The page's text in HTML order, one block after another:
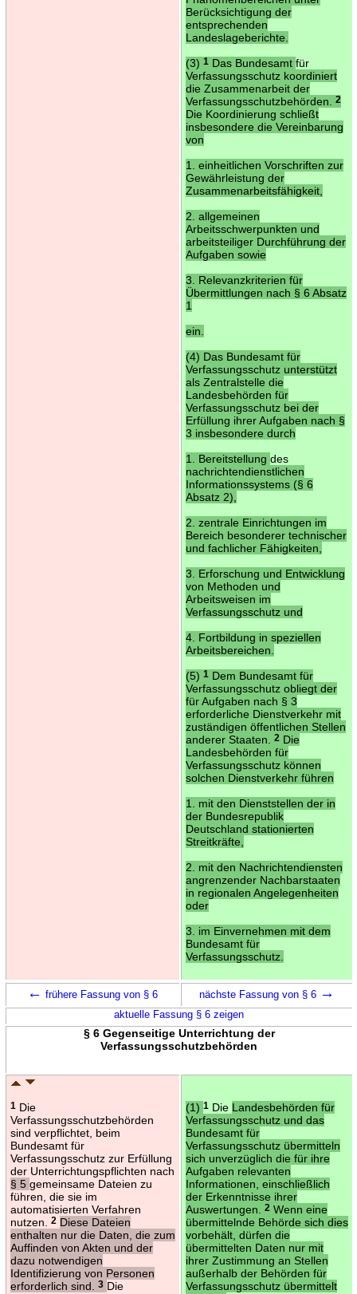
Berücksichtigung der
entsprechenden
Landeslageberichte.
(3) 1Das Bundesamt für
Verfassungsschutz koordiniert
die Zusammenarbeit der
Verfassungsschutzbehörden.
2
Die Koordinierung schließt
insbesondere die Vereinbarung
von
1. einheitlichen Vorschriften zur
Gewährleistung der
Zusammenarbeitsfähigkeit,
2. allgemeinen
Arbeitsschwerpunkten und
arbeitsteiliger Durchführung der
Aufgaben sowie
3. Relevanzkriterien für
Übermittlungen nach § 6 Absatz
1
ein.
(4) Das Bundesamt für
Verfassungsschutz unterstützt
als Zentralstelle die
Landesbehörden für
Verfassungsschutz bei der
Erfüllung ihrer Aufgaben nach §
3 insbesondere durch
1. Bereitstellung des
nachrichtendienstlichen
Informationssystems (§ 6
Absatz 2),
2. zentrale Einrichtungen im
Bereich besonderer technischer
und fachlicher Fähigkeiten,
3. Erforschung und Entwicklung
von Methoden und
Arbeitsweisen im
Verfassungsschutz und
4. Fortbildung in speziellen
Arbeitsbereichen.
(5) 1Dem Bundesamt für
Verfassungsschutz obliegt der
für Aufgaben nach § 3
erforderliche Dienstverkehr mit
zuständigen öffentlichen Stellen
anderer Staaten.
2Die
Landesbehörden für
Verfassungsschutz können
solchen Dienstverkehr führen
1. mit den Dienststellen der in
der Bundesrepublik
Deutschland stationierten
Streitkräfte,
2. mit den Nachrichtendiensten
angrenzender Nachbarstaaten
in regionalen Angelegenheiten
oder
3. im Einvernehmen mit dem
Bundesamt für
Verfassungsschutz.
← frühere Fassung von § 6 nächste Fassung von § 6 →
aktuelle Fassung § 6 zeigen
§ 6 Gegenseitige Unterrichtung der
Verfassungsschutzbehörden
1Die
Verfassungsschutzbehörden
sind verpflichtet, beim
Bundesamt für
Verfassungsschutz zur Erfüllung
der Unterrichtungspflichten nach
§ 5 gemeinsame Dateien zu
führen, die sie im
automatisierten Verfahren
nutzen.
2 Diese Dateien
enthalten nur die Daten, die zum
Auffinden von Akten und der
dazu notwendigen
Identifizierung von Personen
erforderlich sind.
3 Die
(1) 1Die Landesbehörden für
Verfassungsschutz und das
Bundesamt für
Verfassungsschutz übermitteln
sich unverzüglich die für ihre
Aufgaben relevanten
Informationen, einschließlich
der Erkenntnisse ihrer
Auswertungen.
2Wenn eine
übermittelnde Behörde sich dies
vorbehält, dürfen die
übermittelten Daten nur mit
ihrer Zustimmung an Stellen
außerhalb der Behörden für
Verfassungsschutz übermittelt